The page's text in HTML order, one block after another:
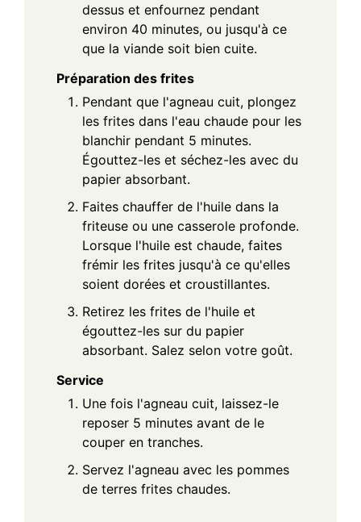
dessus et enfournez pendant
environ 40 minutes, ou jusqu'à ce
que la viande soit bien cuite.
Préparation des frites
Pendant que l'agneau cuit, plongez
les frites dans l'eau chaude pour les
blanchir pendant 5 minutes.
Égouttez-les et séchez-les avec du
papier absorbant.
Faites chauffer de l'huile dans la
friteuse ou une casserole profonde.
Lorsque l'huile est chaude, faites
frémir les frites jusqu'à ce qu'elles
soient dorées et croustillantes.
Retirez les frites de l'huile et
égouttez-les sur du papier
absorbant. Salez selon votre goût.
Service
Une fois l'agneau cuit, laissez-le
reposer 5 minutes avant de le
couper en tranches.
Servez l'agneau avec les pommes
de terres frites chaudes.